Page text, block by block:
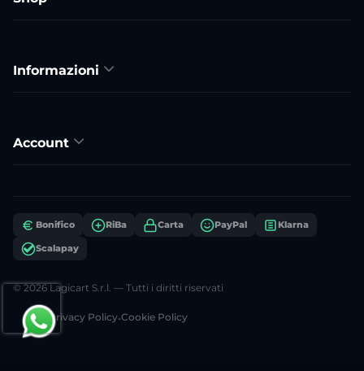
Informazioni
Account
Bonifico RiBa Carta PayPal Klarna
Scalapay
© 2026 Lagicart S.r.l. — Tutti i diritti riservati
Privacy Policy•Cookie Policy